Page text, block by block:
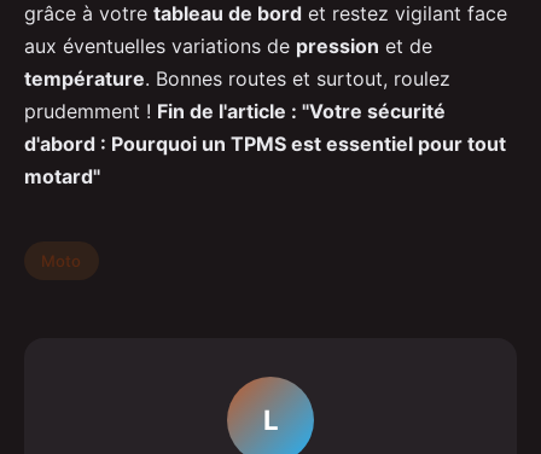
grâce à votre tableau de bord et restez vigilant face
aux éventuelles variations de pression et de
température. Bonnes routes et surtout, roulez
prudemment ! Fin de l'article : "Votre sécurité
d'abord : Pourquoi un TPMS est essentiel pour tout
motard"
Moto
L